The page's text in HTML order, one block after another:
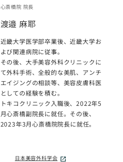
心斎橋院 院長
渡邉 麻耶
近畿大学医学部卒業後、近畿大学お
よび関連病院に従事。
その後、大手美容外科クリニックに
て外科手術、全般的な美肌、アンチ
エイジングの相談等、美容皮膚科医
としての経験を積む。
トキコクリニック入職後、2022年5
月心斎橋副院長に就任。その後、
2023年3月心斎橋院院長に就任。
日本美容外科学会